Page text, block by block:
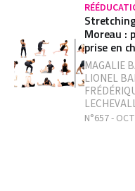
Moreau :
prise en
MAGALIE
LIONEL
N°657 -